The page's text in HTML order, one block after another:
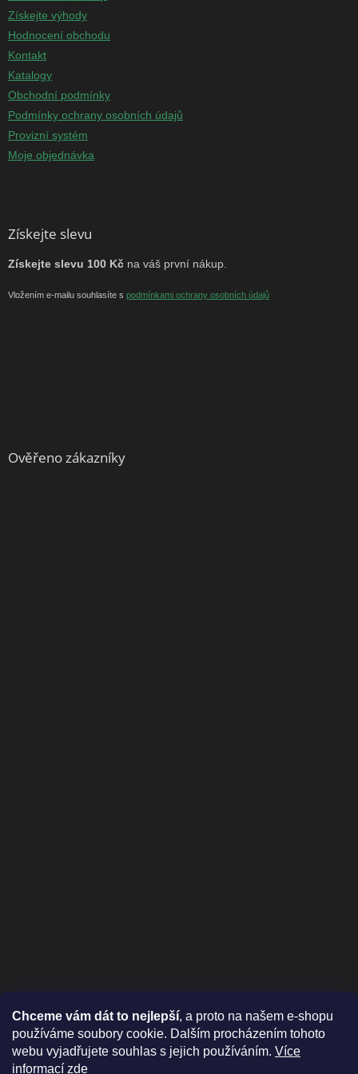
Chceme vám dát to nejlepší, a proto na našem e-shopu
používáme soubory cookie. Dalším procházením tohoto
webu vyjadřujete souhlas s jejich používáním. Více
informací zde
Získejte výhody
Hodnocení obchodu
Kontakt
Katalogy
Obchodní podmínky
Podmínky ochrany osobních údajů
Provizní systém
Moje objednávka
Získejte slevu
Získejte slevu 100 Kč na váš první nákup.
Vložením e-mailu souhlasíte s podmínkami ochrany osobních údajů
Ověřeno zákazníky